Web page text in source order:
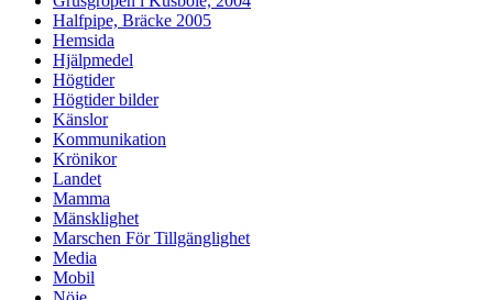
Halfpipe, Bräcke 2005
Hemsida
Hjälpmedel
Högtider
Högtider bilder
Känslor
Kommunikation
Krönikor
Landet
Mamma
Mänsklighet
Marschen För Tillgänglighet
Media
Mobil